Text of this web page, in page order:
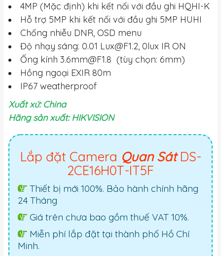
4MP (Mặc định) khi kết nối với đầu ghi HQHI-K
Hỗ trợ 5MP khi kết nối với đầu ghi 5MP HUHI
Chống nhiễu DNR, OSD menu
Độ nhạy sáng: 0.01 Lux@F1.2, 0lux IR ON
Ống kính 3.6mm@F1.8 (tùy chọn: 6mm)
Hồng ngoại EXIR 80m
IP67 weatherproof
Xuất xứ: China
Hãng sản xuất: HIKVISION
Lắp đặt Camera Quan SátDS-
2CE16H0T-IT5F
Thiết bị mới 100%. Bảo hành chính hãng
24 Tháng
Giá trên chưa bao gồm thuế VAT 10%.
Miễn phí lắp đặt tại thành phố Hồ Chí
Minh.